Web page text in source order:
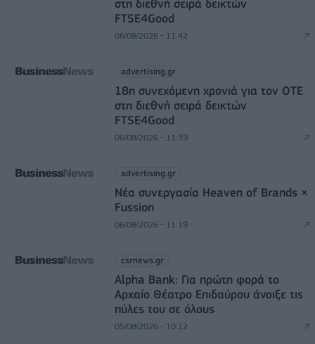
στη διεθνή σειρά δεικτών
FTSE4Good
06/08/2026 - 11:42
advertising.gr
18η συνεχόμενη χρονιά για τον ΟΤΕ
στη διεθνή σειρά δεικτών
FTSE4Good
06/08/2026 - 11:39
advertising.gr
Νέα συνεργασία Heaven of Brands ×
Fussion
06/08/2026 - 11:19
csrnews.gr
Alpha Bank: Για πρώτη φορά το
Αρχαίο Θέατρο Επιδαύρου άνοιξε τις
πύλες του σε όλους
05/08/2026 - 10:12